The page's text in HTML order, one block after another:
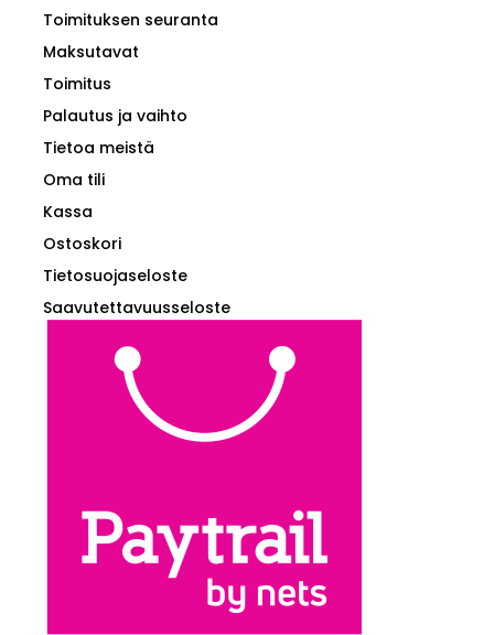
Toimituksen seuranta
Maksutavat
Toimitus
Palautus ja vaihto
Tietoa meistä
Oma tili
Kassa
Ostoskori
Tietosuojaseloste
Saavutettavuusseloste